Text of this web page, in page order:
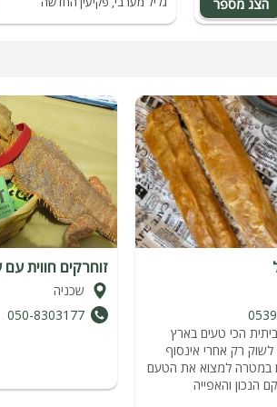
הכי טעים בארץ
לשוק רק אחרי אינסוף
במטרה למצוא את הטעם
הנכון והאפייה
זוחרקים חווית עם
שכניה
050-8303177